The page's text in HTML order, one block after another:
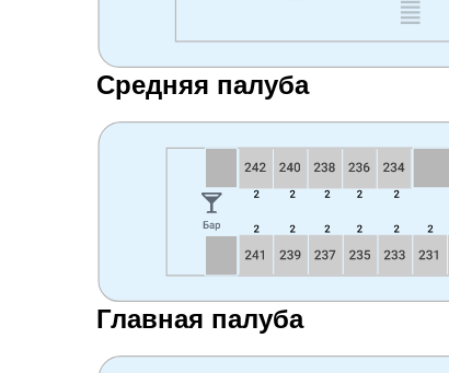
Средняя палуба
Главная палуба